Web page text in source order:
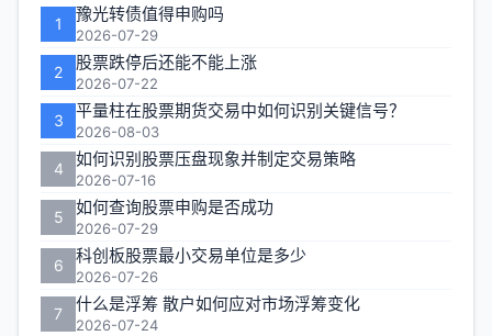
区
1 豫光转债值得申购吗
2026-07-29
2 股票跌停后还能不能上涨
2026-07-22
3 平量柱在股票期货交易中如何识别关键信号？
2026-08-03
4 如何识别股票压盘现象并制定交易策略
2026-07-16
5 如何查询股票申购是否成功
2026-07-29
6 科创板股票最小交易单位是多少
2026-07-26
7 什么是浮筹 散户如何应对市场浮筹变化
2026-07-24